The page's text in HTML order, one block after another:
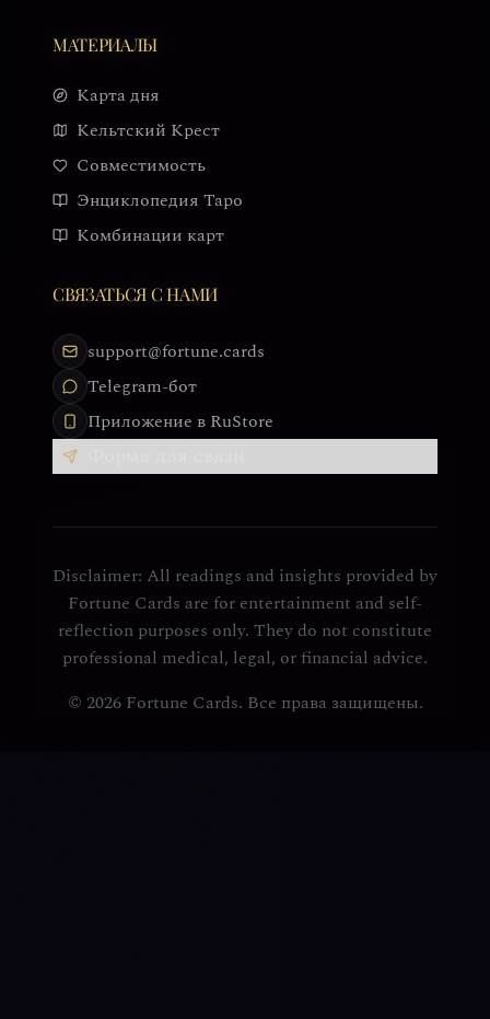
МАТЕРИАЛЫ
Карта дня
Кельтский Крест
Совместимость
Энциклопедия Таро
Комбинации карт
СВЯЗАТЬСЯ С НАМИ
support@fortune.cards
Telegram-бот
Приложение в RuStore
Disclaimer: All readings and insights provided by
Fortune Cards are for entertainment and self-
reflection purposes only. They do not constitute
professional medical, legal, or financial advice.
© 2026 Fortune Cards. Все права защищены.